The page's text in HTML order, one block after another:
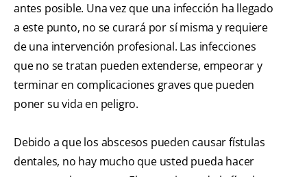
antes posible. Una vez que una infección ha llegado
a este punto, no se curará por sí misma y requiere
de una intervención profesional. Las infecciones
que no se tratan pueden extenderse, empeorar y
terminar en complicaciones graves que pueden
poner su vida en peligro.
Debido a que los abscesos pueden causar fístulas
dentales, no hay mucho que usted pueda hacer